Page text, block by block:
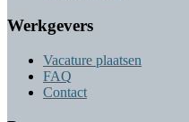
Werkgevers
Vacature plaatsen
FAQ
Contact